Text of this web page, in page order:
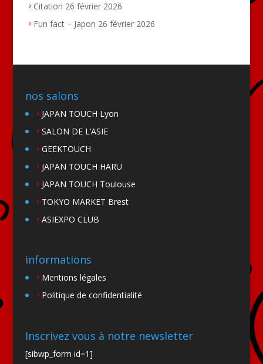
Citation 26 février 2026
Fun fact – Japon 26 février 2026
nos salons
JAPAN TOUCH Lyon
SALON DE L’ASIE
GEEKTOUCH
JAPAN TOUCH HARU
JAPAN TOUCH Toulouse
TOKYO MARKET Brest
ASIEXPO CLUB
informations
Mentions légales
Politique de confidentialité
Inscrivez vous à notre newsletter
[sibwp_form id=1]